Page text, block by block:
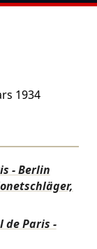
1934
- Berlin
de Paris -